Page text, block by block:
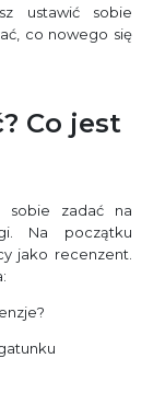
ustawić sobie
co nowego się
Co jest
sobie zadać na
Na początku
jako recenzent.